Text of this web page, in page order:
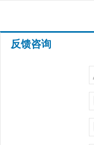
反馈咨询